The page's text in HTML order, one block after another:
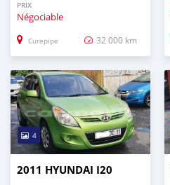
PRIX
Négociable
Curepipe 32 000 km
4
2011 HYUNDAI I20